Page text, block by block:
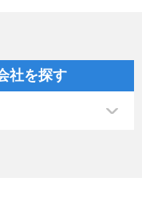
社を探す